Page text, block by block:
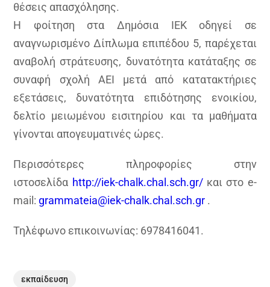
θέσεις απασχόλησης.
Η φοίτηση στα Δημόσια ΙΕΚ οδηγεί σε
αναγνωρισμένο Δίπλωμα επιπέδου 5, παρέχεται
αναβολή στράτευσης, δυνατότητα κατάταξης σε
συναφή σχολή ΑΕΙ μετά από κατατακτήριες
εξετάσεις, δυνατότητα επιδότησης ενοικίου,
δελτίο μειωμένου εισιτηρίου και τα μαθήματα
γίνονται απογευματινές ώρες.
Περισσότερες πληροφορίες στην
ιστοσελίδα http://iek-chalk.chal.sch.gr/και στο e-
mail: grammateia@iek-chalk.chal.sch.gr .
Τηλέφωνο επικοινωνίας: 6978416041.
εκπαίδευση